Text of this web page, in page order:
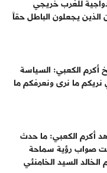
للغرب خريجي
الذين يجعلون الباطل حقاً
أكرم الكعبي: السياسة
نريكم ما نرى ونعرفكم ما
أكرم الكعبي: ما حدث
صواب رؤية سماحة
السيد الخامنئي